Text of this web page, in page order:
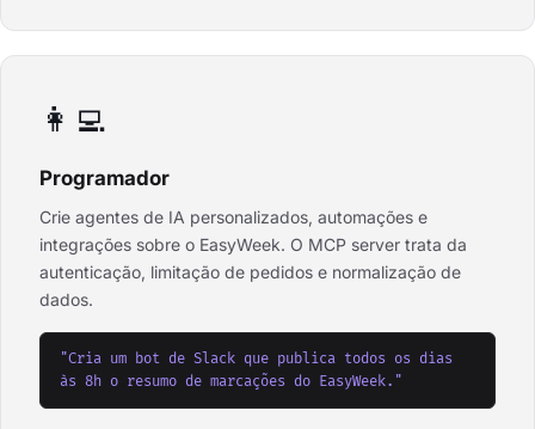
👩‍💻
Programador
Crie agentes de IA personalizados, automações e
integrações sobre o EasyWeek. O MCP server trata da
autenticação, limitação de pedidos e normalização de
dados.
"Cria um bot de Slack que publica todos os dias
às 8h o resumo de marcações do EasyWeek."